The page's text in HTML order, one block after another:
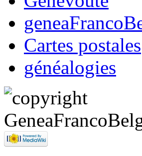
Cartes postales
généalogies